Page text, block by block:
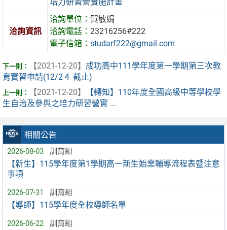
相關公告
2026-08-03 訓育組
【新生】115學年度第1學期高一新生始業輔導流程表暨注意
事項
2026-07-31 訓育組
【導師】115學年度全校導師名單
2026-06-22 訓育組
洽詢資訊
洽詢單位：賀敏娟
洽詢電話：23216256#222
電子信箱：studarf222@gmail.com
【2021-12-20】 成功高中111學年度第一學期第三次教
育實習申請(12/2４ 截止)
【2021-12-20】
【轉知】110年度全國高級中等學校學
生自治及參與之培力研習營實 ...